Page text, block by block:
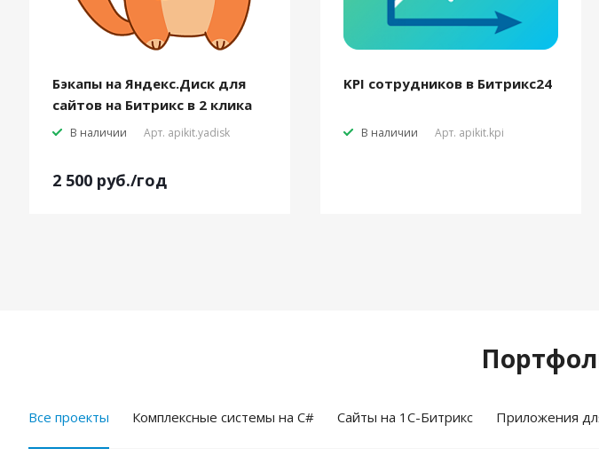
Бэкапы на Яндекс.Диск для
сайтов на Битрикс в 2 клика
В наличии Арт. apikit.yadisk
2 500 руб./год
KPI сотрудников в Битрикс24
В наличии Арт. apikit.kpi
Все проекты Комплексные системы на C# Cайты на 1С-Битрикс Приложения